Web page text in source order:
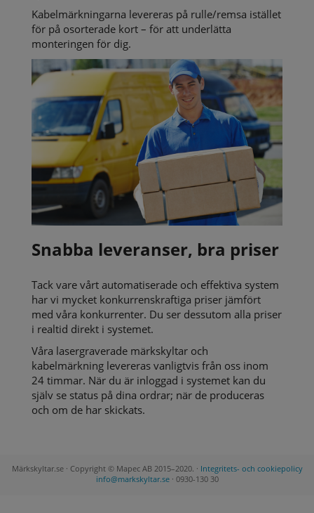
Kabelmärkningarna levereras på rulle/remsa istället
för på osorterade kort – för att underlätta
monteringen för dig.
Snabba leveranser, bra priser
Tack vare vårt automatiserade och effektiva system
har vi mycket konkurrenskraftiga priser jämfört
med våra konkurrenter. Du ser dessutom alla priser
i realtid direkt i systemet.
Våra lasergraverade märkskyltar och
kabelmärkning levereras vanligtvis från oss inom
24 timmar. När du är inloggad i systemet kan du
själv se status på dina ordrar; när de produceras
och om de har skickats.
Märkskyltar.se · Copyright © Mapec AB 2015–2020. · Integritets- och cookiepolicy
info@markskyltar.se· 0930-130 30